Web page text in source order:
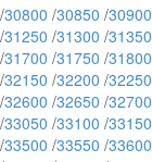
/30800 /30850 /30900
/31250 /31300 /31350
/31700 /31750 /31800
/32150 /32200 /32250
/32600 /32650 /32700
/33050 /33100 /33150
/33500 /33550 /33600